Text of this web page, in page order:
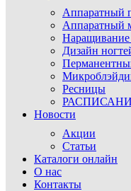
Аппаратный
Аппаратный
Наращивание
Дизайн
Ресницы
Новости
Акции
Статьи
Каталоги онлайн
О нас
Контакты